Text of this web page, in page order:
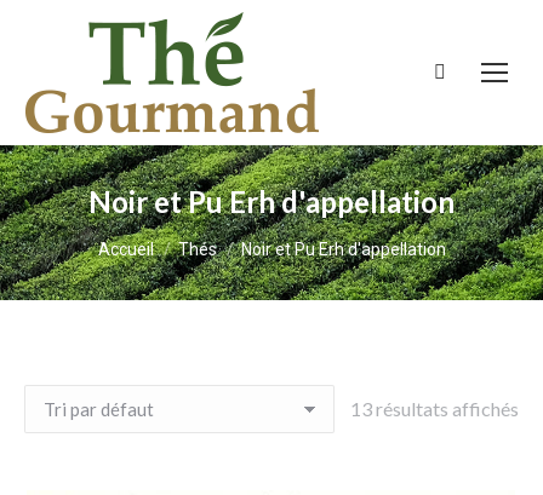
Recherche
Noir et Pu Erh d'appellation
Vous êtes ici :
Accueil Thés Noir et Pu Erh d'appellation
13 résultats affichés